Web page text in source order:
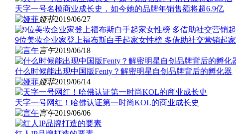
天字一号名模商业成长史，如今她的品牌年销售额将超6.9亿
娅菲2019/06/27
9位美妆企业家登上福布斯白手起家女性榜 多借助社交营销起家
言午2019/06/18
什么时候能出现中国版Fenty？解密明星自创品牌背后的孵化器
娅菲2019/06/14
天字一号网红！哈佛认证第一时尚KOL的商业成长史
言午2019/06/06